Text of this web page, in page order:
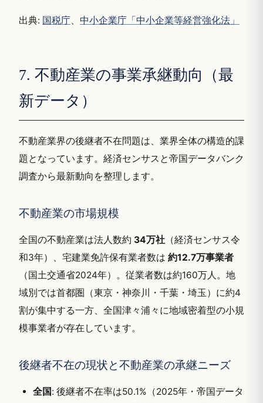
出典: 国税庁、 中小企業庁「中小企業等経営強化法」
7. 不動産業の事業承継動向（最
新データ）
不動産業界の後継者不在問題は、業界全体の構造的課
題となっています。経済センサスと帝国データバンク
調査から最新動向を整理します。
不動産業の市場規模
全国の不動産業は法人数約 34万社 （経済センサス令
和3年）、宅建業免許保有業者数は 約12.7万事業者
（国土交通省2024年）。従業者数は約160万人。地
域別では首都圏（東京・神奈川・千葉・埼玉）に約4
割が集中する一方、全国津々浦々に地域密着型の小規
模事業者が存在しています。
後継者不在の現状と不動産業の承継ニーズ
全国: 後継者不在率は50.1%（2025年・帝国データ